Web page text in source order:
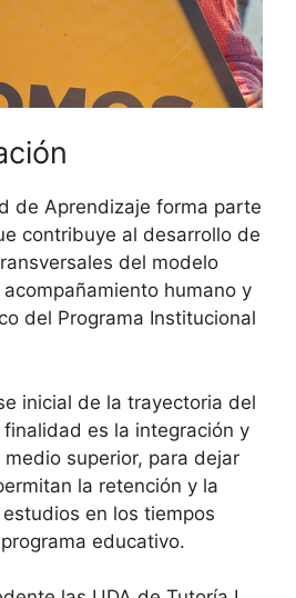
de Aprendizaje forma parte
contribuye al desarrollo de
del modelo
humano y
del Programa Institucional
inicial de la trayectoria del
es la integración y
superior, para dejar
la retención y la
en los tiempos
educativo.